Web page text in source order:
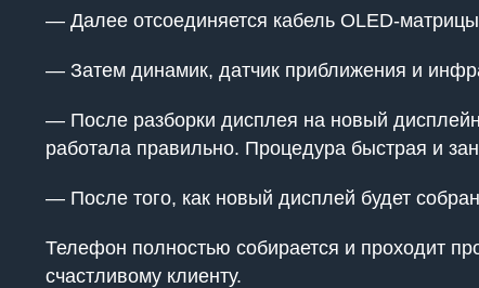
— Далее отсоединяется кабель OLED-
— Затем динамик, датчик приближения и
— После разборки дисплея на новый
работала правильно. Процедура быстрая и
— После того, как новый дисплей будет
Телефон полностью собирается и проходит
счастливому клиенту.